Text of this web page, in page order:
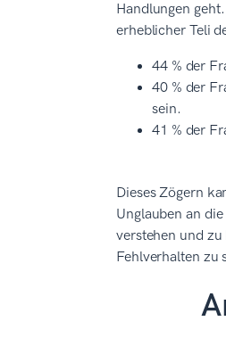
Handlungen
erheblicher Teli
44 % der
40 % der
sein.
41 % der
Dieses Zögern
Unglauben an
verstehen und
Fehlverhalten zu